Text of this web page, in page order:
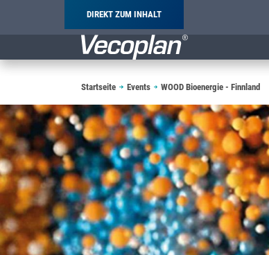
DIREKT ZUM INHALT
Pfadnavigation
Startseite Events WOOD Bioenergie - Finnland